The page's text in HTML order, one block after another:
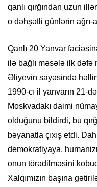
qanlı qırğından uzun
o dəhşətli günlərin ağrı-
Qanlı 20 Yanvar
ilə bağlı məsələ ilk
Əliyevin sayəsində
1990-cı il yanvarın 21-
Moskvadakı daimi
olduğunu bildirdi, bu
bəyanatla çıxış etdi.
demokratiyaya,
onun törədilməsini
Xalqımızın başına